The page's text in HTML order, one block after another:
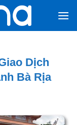
Dịch
Bà Rịa